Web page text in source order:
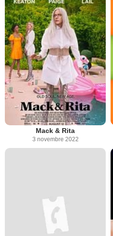
Mack & Rita
3 novembre 2022